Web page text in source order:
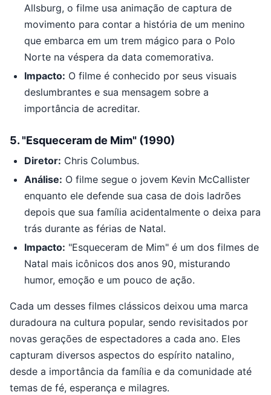
Allsburg, o filme usa animação de captura de
movimento para contar a história de um menino
que embarca em um trem mágico para o Polo
Norte na véspera da data comemorativa.
Impacto: O filme é conhecido por seus visuais
deslumbrantes e sua mensagem sobre a
importância de acreditar.
5."Esqueceram de Mim" (1990)
Diretor: Chris Columbus.
Análise: O filme segue o jovem Kevin McCallister
enquanto ele defende sua casa de dois ladrões
depois que sua família acidentalmente o deixa para
trás durante as férias de Natal.
Impacto: "Esqueceram de Mim" é um dos filmes de
Natal mais icônicos dos anos 90, misturando
humor, emoção e um pouco de ação.
Cada um desses filmes clássicos deixou uma marca
duradoura na cultura popular, sendo revisitados por
novas gerações de espectadores a cada ano. Eles
capturam diversos aspectos do espírito natalino,
desde a importância da família e da comunidade até
temas de fé, esperança e milagres.